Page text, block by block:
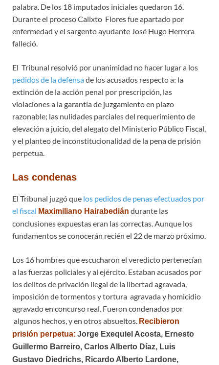
palabra. De los 18 imputados iniciales quedaron 16.
Durante el proceso Calixto Flores fue apartado por
enfermedad y el sargento ayudante José Hugo Herrera
falleció.
El Tribunal resolvió por unanimidad no hacer lugar a los
pedidos de la defensade los acusados respecto a: la
extinción de la acción penal por prescripción, las
violaciones a la garantía de juzgamiento en plazo
razonable; las nulidades parciales del requerimiento de
elevación a juicio, del alegato del Ministerio Público Fiscal,
y el planteo de inconstitucionalidad de la pena de prisión
perpetua.
Las condenas
El Tribunal juzgó que los pedidos de penas efectuados por
el fiscal Maximiliano Hairabedián durante las
conclusiones expuestas eran las correctas. Aunque los
fundamentos se conocerán recién el 22 de marzo próximo.
Los 16 hombres que escucharon el veredicto pertenecían
a las fuerzas policiales y al ejército. Estaban acusados por
los delitos de privación ilegal de la libertad agravada,
imposición de tormentos y tortura agravada y homicidio
agravado en concurso real. Fueron condenados por
algunos hechos, y en otros absueltos. Recibieron
prisión perpetua: Jorge Exequiel Acosta, Ernesto
Guillermo Barreiro, Carlos Alberto Díaz, Luis
Gustavo Diedrichs, Ricardo Alberto Lardone,